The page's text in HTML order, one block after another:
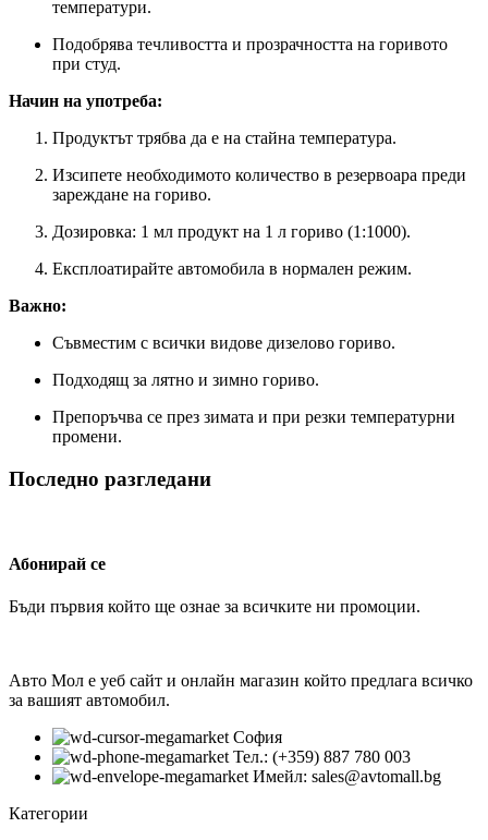
температури.
Подобрява течливостта и прозрачността на горивото
при студ.
Начин на употреба:
Продуктът трябва да е на стайна температура.
Изсипете необходимото количество в резервоара преди
зареждане на гориво.
Дозировка: 1 мл продукт на 1 л гориво (1:1000).
Експлоатирайте автомобила в нормален режим.
Важно:
Съвместим с всички видове дизелово гориво.
Подходящ за лятно и зимно гориво.
Препоръчва се през зимата и при резки температурни
промени.
Последно разгледани
Абонирай се
Бъди първия който ще ознае за всичките ни промоции.
Авто Мол е уеб сайт и онлайн магазин който предлага всичко
за вашият автомобил.
София
Тел.: (+359) 887 780 003
Имейл: sales@avtomall.bg
Категории